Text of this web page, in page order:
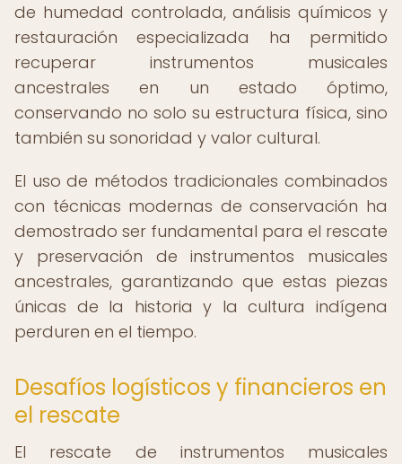
de humedad controlada, análisis químicos y
restauración especializada ha permitido
recuperar instrumentos musicales
ancestrales en un estado óptimo,
conservando no solo su estructura física, sino
también su sonoridad y valor cultural.
El uso de métodos tradicionales combinados
con técnicas modernas de conservación ha
demostrado ser fundamental para el rescate
y preservación de instrumentos musicales
ancestrales, garantizando que estas piezas
únicas de la historia y la cultura indígena
perduren en el tiempo.
Desafíos logísticos y financieros en
el rescate
El rescate de instrumentos musicales